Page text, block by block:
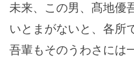
未来、この男、髙地優
いとまがないと、各所
吾輩もそのうわさには